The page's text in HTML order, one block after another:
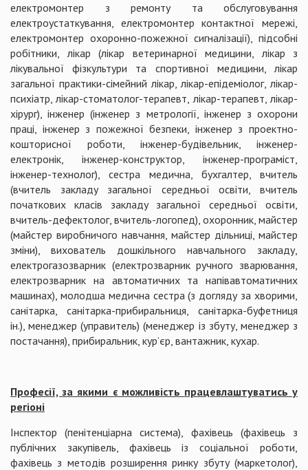
електромонтер з ремонту та обслуговування
електроустаткування, електромонтер контактної мережі,
електромонтер охоронно-пожежної сигналізації), підсобні
робітники, лікар (лікар ветеринарної медицини, лікар з
лікувальної фізкультури та спортивної медицини, лікар
загальної практики-сімейний лікар, лікар-епідеміолог, лікар-
психіатр, лікар-стоматолог-терапевт, лікар-терапевт, лікар-
хірург), інженер (інженер з метрології, інженер з охорони
праці, інженер з пожежної безпеки, інженер з проектно-
кошторисної роботи, інженер-будівельник, інженер-
електронік, інженер-конструктор, інженер-програміст,
інженер-технолог), сестра медична, бухгалтер, вчитель
(вчитель закладу загальної середньої освіти, вчитель
початкових класів закладу загальної середньої освіти,
вчитель-дефектолог, вчитель-логопед), охоронник, майстер
(майстер виробничого навчання, майстер дільниці, майстер
зміни), вихователь дошкільного навчального закладу,
електрогазозварник (електрозварник ручного зварювання,
електрозварник на автоматичних та напівавтоматичних
машинах), молодша медична сестра (з догляду за хворими,
санітарка, санітарка-прибиральниця, санітарка-буфетниця
ін.), менеджер (управитель) (менеджер із збуту, менеджер з
постачання), прибиральник, кур’єр, вантажник, кухар.
Професії, за якими є можливість працевлаштуватись у
регіоні
Інспектор (пенітенціарна система), фахівець (фахівець з
публічних закупівель, фахівець із соціальної роботи,
фахівець з методів розширення ринку збуту (маркетолог),